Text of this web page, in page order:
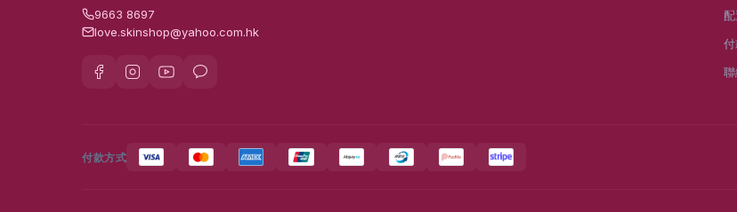
9663 8697
love.skinshop@yahoo.com.hk
付款方式